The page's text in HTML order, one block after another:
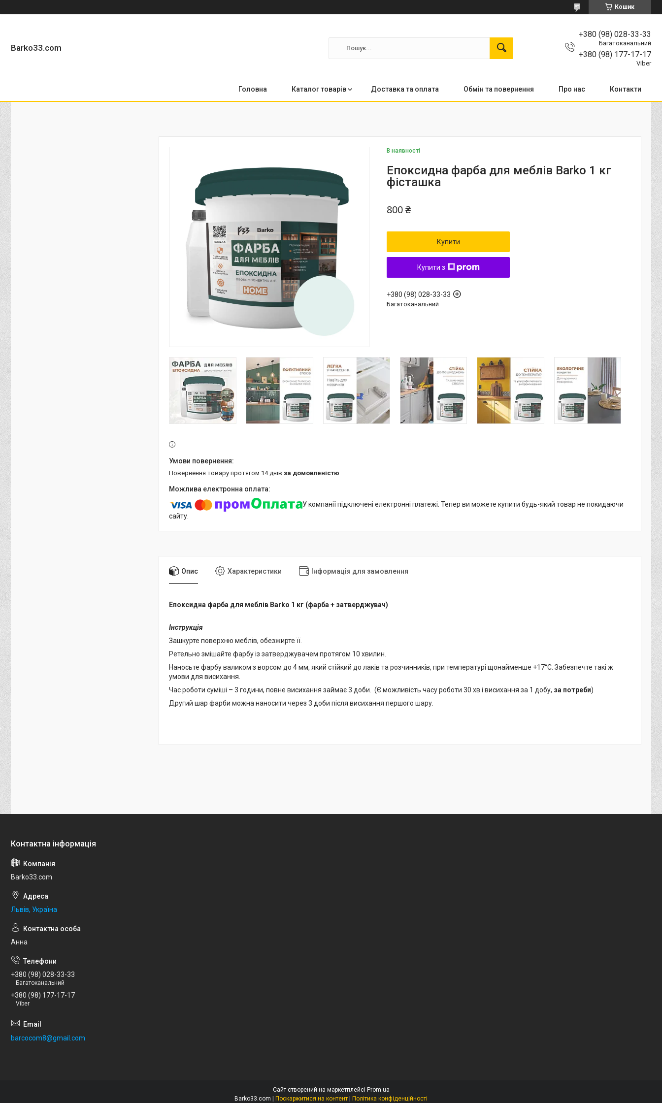
Кошик
Barko33.com
+380 (98) 028-33-33
Багатоканальний
+380 (98) 177-17-17
Viber
Головна Каталог товарів Доставка та оплата Обмін та повернення Про нас Контакти
В наявності
Епоксидна фарба для меблів Barko 1 кг
фісташка
800 ₴
Купити
Купити з
+380 (98) 028-33-33
Багатоканальний
повернення товару протягом 14 днів за домовленістю
У компанії підключені електронні платежі. Тепер ви можете купити будь-який товар не покидаючи
сайту.
Опис Характеристики Інформація для замовлення
Епоксидна фарба для меблів Barko 1 кг (фарба + затверджувач)
Інструкція
Зашкурте поверхню меблів, обезжирте її.
Ретельно змішайте фарбу із затверджувачем протягом 10 хвилин.
Наносьте фарбу валиком з ворсом до 4 мм, який стійкий до лаків та розчинників, при температурі щонайменше +17°C. Забезпечте такі ж
умови для висихання.
Час роботи суміші – 3 години, повне висихання займає 3 доби. (Є можливість часу роботи 30 хв і висихання за 1 добу, за потреби)
Другий шар фарби можна наносити через 3 доби після висихання першого шару.
Barko33.com
Львів, Україна
Анна
+380 (98) 028-33-33
Багатоканальний
+380 (98) 177-17-17
Viber
barcocom8@gmail.com
Сайт створений на маркетплейсі Prom.ua
Поскаржитися на контент Політика конфіденційності